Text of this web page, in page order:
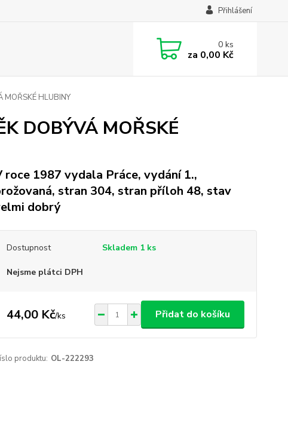
Přihlášení
0ks
za 0,00 Kč
MOŘSKÉ HLUBINY
DOBÝVÁ MOŘSKÉ
roce 1987 vydala Práce, vydání 1.,
stran 304, stran příloh 48, stav
dobrý
Dostupnost Skladem 1 ks
Nejsme plátci DPH
44,00 Kč/ks Přidat do košíku
produktu: OL-222293